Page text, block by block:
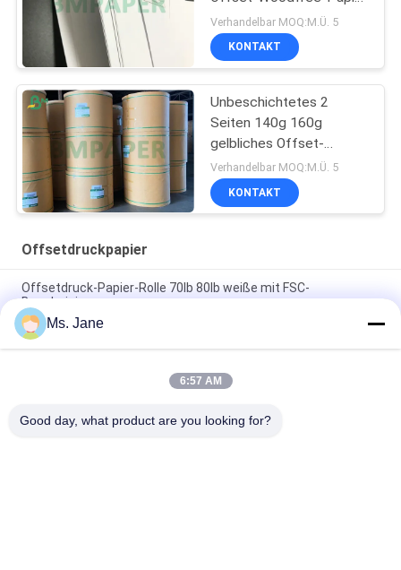
für den Druck des
Materials
Verhandelbar MOQ:M.Ü. 5
KONTAKT
Unbeschichtetes 2
Seiten 140g 160g
gelbliches Offset-
woodfree
Papier-/Elfenbeinbuchpapier
Verhandelbar MOQ:M.Ü. 5
KONTAKT
Offsetdruckpapier
Offsetdruck-Papier-Rolle 70lb 80lb weiße mit FSC-
Bescheinigung
Der Größen-650/800mm hohe Steifheits-und der
mechanischen Festigkeit Offsetdruck-Papier in der Rolle
Weißer unbeschichteter Woodfree-Offsetdruck-Papier-Grad A
Ms. Jane
6:57 AM
Good day, what product are you looking for?